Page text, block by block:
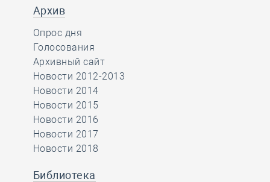
Архив
Опрос дня
Голосования
Архивный сайт
Новости 2012-2013
Новости 2014
Новости 2015
Новости 2016
Новости 2017
Новости 2018
Библиотека